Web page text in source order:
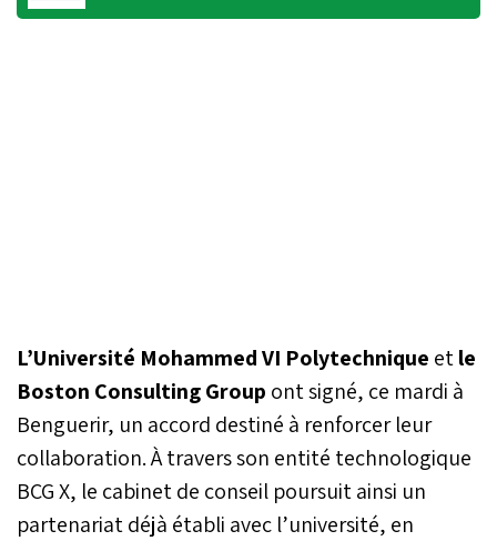
L’Université Mohammed VI Polytechnique etle
Boston Consulting Group ont signé, ce mardi à
Benguerir, un accord destiné à renforcer leur
collaboration. À travers son entité technologique
BCG X, le cabinet de conseil poursuit ainsi un
partenariat déjà établi avec l’université, en